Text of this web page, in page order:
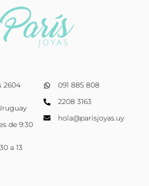
2604
de 9:30
a 13
091 885 808
2208 3163
hola@parisjoyas.uy